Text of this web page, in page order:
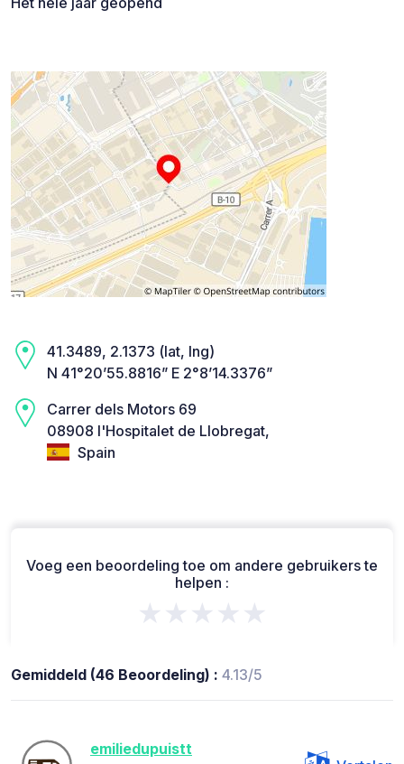
41.3489, 2.1373 (lat, lng)
N 41°20’55.8816” E 2°8’14.3376”
Carrer dels Motors 69
08908 l'Hospitalet de Llobregat,
Spain
Voeg een beoordeling toe om andere gebruikers te
helpen :
★★★★★
Gemiddeld (46 Beoordeling) : 4.13/5
emiliedupuistt